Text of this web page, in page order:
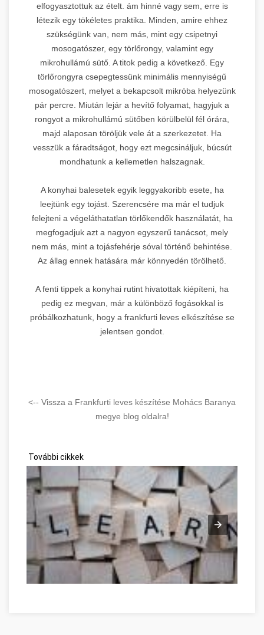
elfogyasztottuk az ételt. ám hinné vagy sem, erre is
létezik egy tökéletes praktika. Minden, amire ehhez
szükségünk van, nem más, mint egy csipetnyi
mosogatószer, egy törlőrongy, valamint egy
mikrohullámú sütő. A titok pedig a következő. Egy
törlőrongyra csepegtessünk minimális mennyiségű
mosogatószert, melyet a bekapcsolt mikróba helyezünk
pár percre. Miután lejár a hevítő folyamat, hagyjuk a
rongyot a mikrohullámú sütőben körülbelül fél órára,
majd alaposan töröljük vele át a szerkezetet. Ha
vesszük a fáradtságot, hogy ezt megcsináljuk, búcsút
mondhatunk a kellemetlen halszagnak.
A konyhai balesetek egyik leggyakoribb esete, ha
leejtünk egy tojást. Szerencsére ma már el tudjuk
felejteni a végeláthatatlan törlőkendők használatát, ha
megfogadjuk azt a nagyon egyszerű tanácsot, mely
nem más, mint a tojásfehérje sóval történő behintése.
Az állag ennek hatására már könnyedén törölhető.
A fenti tippek a konyhai rutint hivatottak kiépíteni, ha
pedig ez megvan, már a különböző fogásokkal is
próbálkozhatunk, hogy a frankfurti leves elkészítése se
jelentsen gondot.
<-- Vissza a Frankfurti leves készítése Mohács Baranya
megye blog oldalra!
További cikkek